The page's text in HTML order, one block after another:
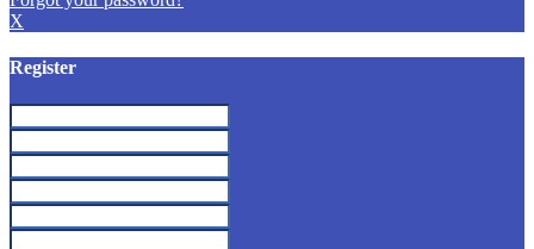
X
Register